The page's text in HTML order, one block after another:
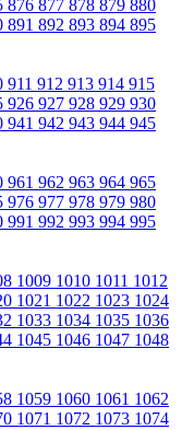
876 877 878 879 880
891 892 893 894 895
911 912 913 914 915
926 927 928 929 930
941 942 943 944 945
961 962 963 964 965
976 977 978 979 980
991 992 993 994 995
1009 1010 1011 1012
1021 1022 1023 1024
1033 1034 1035 1036
1045 1046 1047 1048
1059 1060 1061 1062
1071 1072 1073 1074